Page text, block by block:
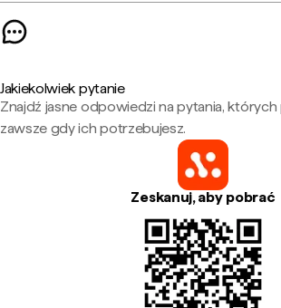
Jakiekolwiek pytanie
Znajdź jasne odpowiedzi na pytania,
zawsze gdy ich potrzebujesz.
Zeskanuj, aby pobrać